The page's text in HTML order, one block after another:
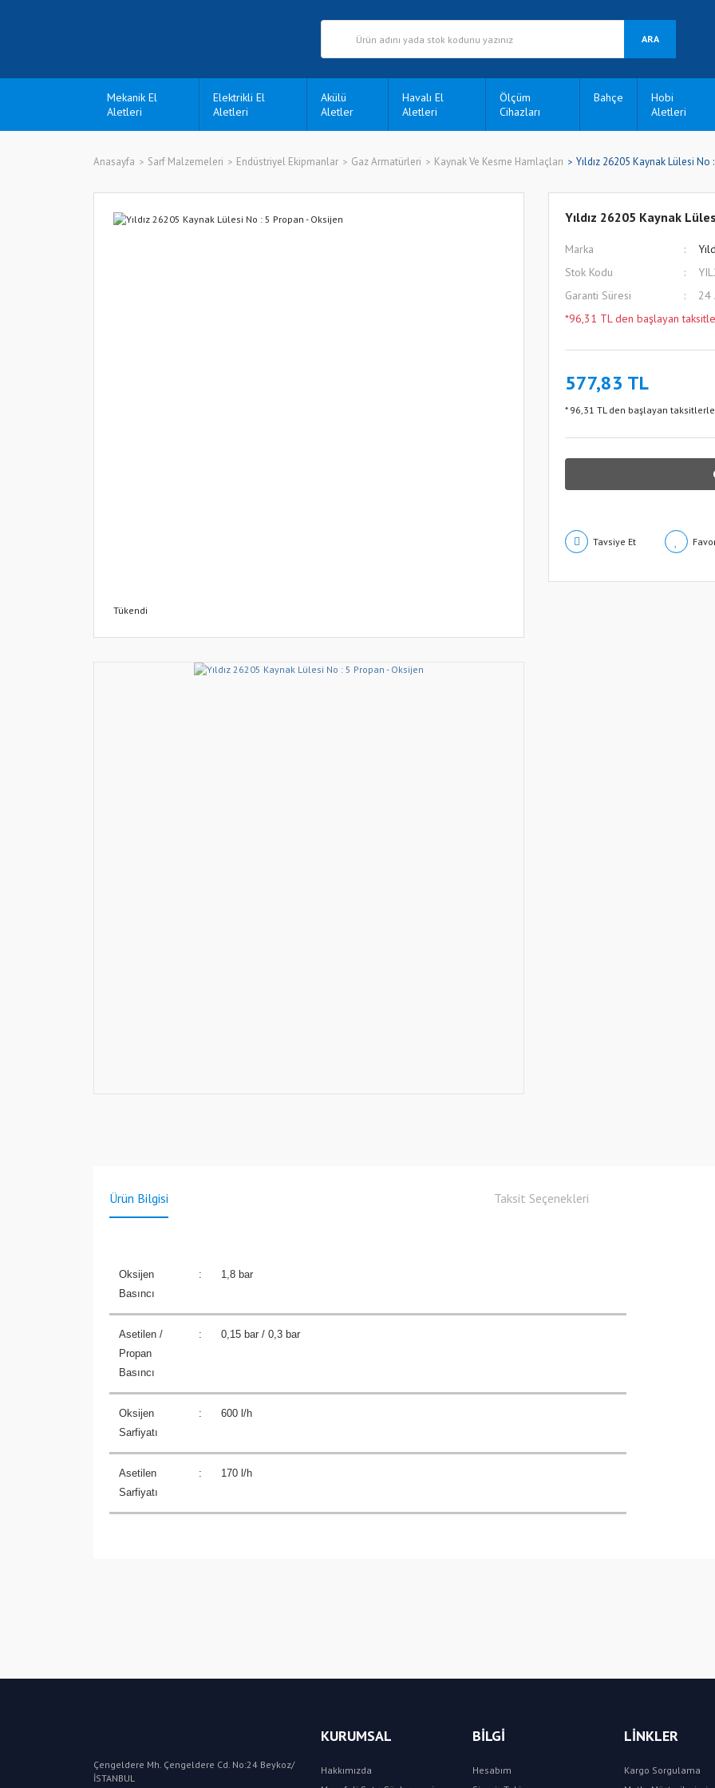
ARA
Mekanik El
Aletleri
Elektrikli El
Aletleri
Akülü
Aletler
Havalı El
Aletleri
Ölçüm
Cihazları
Bahçe
Hobi
Aletleri
Anasayfa Sarf Malzemeleri Endüstriyel Ekipmanlar Gaz Armatürleri Kaynak Ve Kesme Hamlaçları Yıldız 26205 Kaynak Lülesi No
Tükendi
Yıldız 26205 Kaynak
Marka
Stok Kodu
Garanti Süresi
24
*96,31 TL den başlayan
577,83 TL
* 96,31 TL den başlayan
Tavsiye Et
Ürün Bilgisi Taksit Seçenekleri
Oksijen
Basıncı
: 1,8 bar
Asetilen /
Propan
Basıncı
: 0,15 bar / 0,3 bar
Oksijen
Sarfiyatı
: 600 l/h
Asetilen
Sarfiyatı
: 170 l/h
Çengeldere Mh. Çengeldere Cd. No:24 Beykoz/
İSTANBUL
KURUMSAL
Hakkımızda
BİLGİ
Hesabım
LİNKLER
Kargo Sorgulama